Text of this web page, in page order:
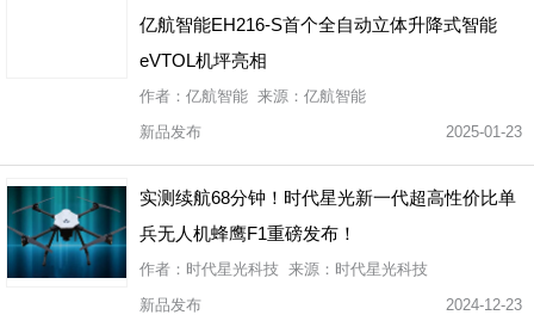
亿航智能EH216-S首个全自动立体升降式智能
eVTOL机坪亮相
作者：亿航智能 来源：亿航智能
新品发布
2025-01-23
实测续航68分钟！时代星光新一代超高性价比单
兵无人机蜂鹰F1重磅发布！
作者：时代星光科技 来源：时代星光科技
新品发布
2024-12-23